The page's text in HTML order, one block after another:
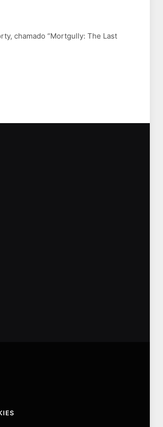
chamado “Mortgully: The Last